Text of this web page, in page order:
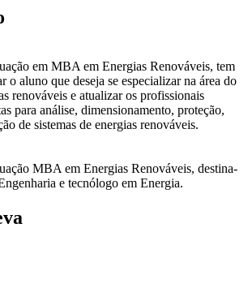
em MBA em Energias Renováveis, tem
o aluno que deseja se especializar na área do
renováveis e atualizar os profissionais
para análise, dimensionamento, proteção,
de sistemas de energias renováveis.
MBA em Energias Renováveis, destina-
e tecnólogo em Energia.